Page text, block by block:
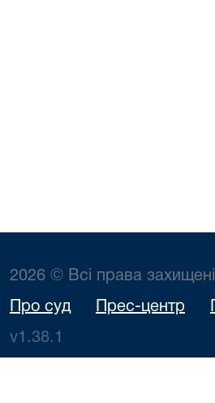
2026 © Всі права захищені
Про суд Прес-центр
v1.38.1